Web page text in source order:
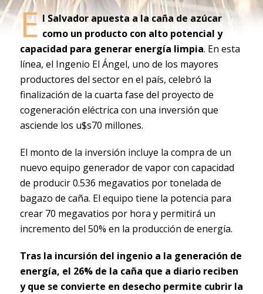
E l Salvador apuesta a la caña de azúcar
como un producto con alto potencial y
capacidad para generar energía limpia. En esta
línea, el Ingenio El Ángel, uno de los mayores
productores del sector en el país, celebró la
finalización de la cuarta fase del proyecto de
cogeneración eléctrica con una inversión que
asciende los u$s70 millones.
El monto de la inversión incluye la compra de un
nuevo equipo generador de vapor con capacidad
de producir 0.536 megavatios por tonelada de
bagazo de caña. El equipo tiene la potencia para
crear 70 megavatios por hora y permitirá un
incremento del 50% en la producción de energía.
Tras la incursión del ingenio a la generación de
energía, el 26% de la caña que a diario reciben
y que se convierte en desecho permite cubrir la